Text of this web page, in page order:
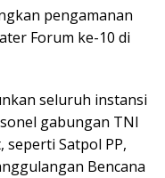
pengamanan
Forum ke-10 di
seluruh instansi
gabungan TNI
Satpol PP,
Bencana